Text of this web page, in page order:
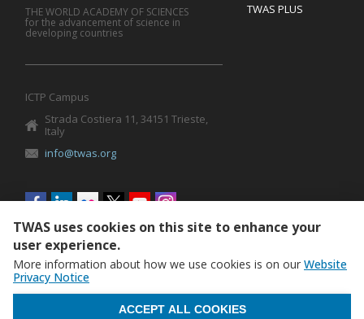
TWAS PLUS
THE WORLD ACADEMY OF SCIENCES
for the advancement of science in
developing countries
ICTP Campus
Strada Costiera 11, 34151 Trieste,
Italy
info@twas.org
Social
menu
TWAS uses cookies on this site to enhance your
user experience.
More information about how we use cookies is on our Website
Privacy Notice
ACCEPT ALL COOKIES
WITHDRAW CONSENT